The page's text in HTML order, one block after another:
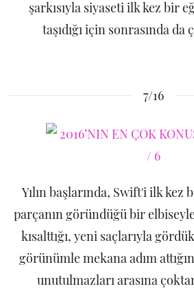
şarkısıyla siyaseti ilk kez bir
taşıdığı için sonrasında
7/16
Yılın başlarında, Swift'i ilk kez
parçanın göründüğü bir
kısalttığı, yeni saçlarıyla
görünümle mekana adım
unutulmazları arasına